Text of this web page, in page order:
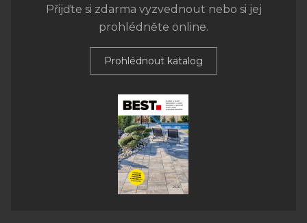
Přijďte si zdarma vyzvednout nebo si jej
prohlédněte online.
Prohlédnout katalog